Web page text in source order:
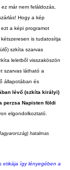
ez már nem feláldozás,
Hogy a kép
a képi programot
is tudatosítja
szkíta szarvas
leletből visszaköszön
szarvas látható a
állapotában és
lévő (szkíta királyi)
perzsa Napisten földi
elgondolkoztató.
hatalmas
etikája így lényegében a